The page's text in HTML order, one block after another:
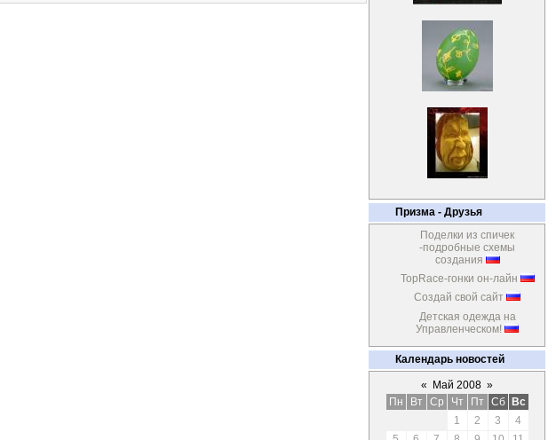
Призма - Друзья
Поделки из спичек
-подробные схемы
создания
TopRace-гонки он-лайн
Создай свой сайт
Детская одежда на
Управленческом!
Календарь новостей
« Май 2008 »
Пн
Вт Ср Чт Пт Сб
Вс
1
2 3
4